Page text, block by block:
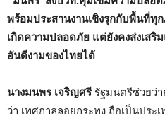
พร้อมประสานงานเชิงรุกกับพื้นที่ทุ
เกิดความปลอดภัย แต่ยังคงส่งเส
อันดีงามของไทยได้
นางมนพร เจริญศรีรัฐมนตรีช่วยว่า
ว่า เทศกาลลอยกระทง ถือเป็นปร